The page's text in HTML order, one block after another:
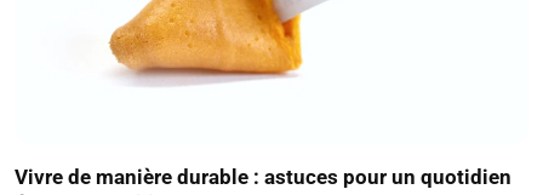
Vivre de manière durable : astuces pour un quotidien